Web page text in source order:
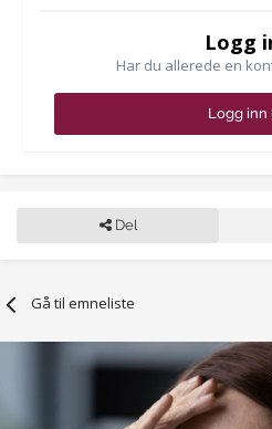
Logg
Har du allerede en
Logg inn
Del
Gå til emneliste